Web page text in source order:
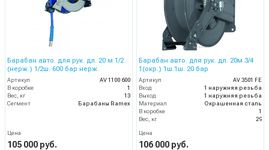
Барабан авто. для рук. дл. 20 м 1/2
(нерж.) 1/2ш. 600 бар нерж.
Артикул
AV 1100 600
В коробке
1
Вес, кг
13
Сегмент
Барабаны Ramex
Цена
105 000 руб.
Барабан авто. для рук. дл. 20м 3/4
1(окр.) 1ш.1ш. 20 бар
Артикул
AV 3501 FE
Вход
1 наружняя резьба
Выход
1 наружняя резьба
Материал
Окрашенная сталь
В коробке
1
Вес, кг
29
Цена
106 000 руб.